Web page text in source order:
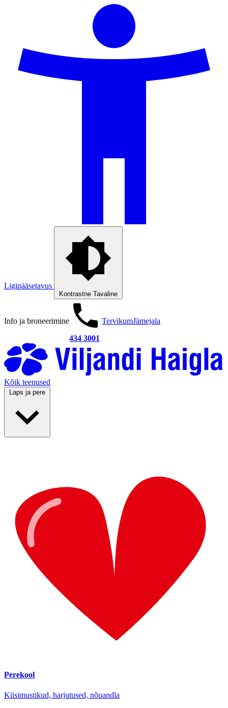
Ligipääsetavus
Kontrastne Tavaline
Info ja broneerimine
434 3001
TervikumJämejala
Kõik teenused
Laps ja pere
Perekool
Küsimustikud, harjutused, nõuandla